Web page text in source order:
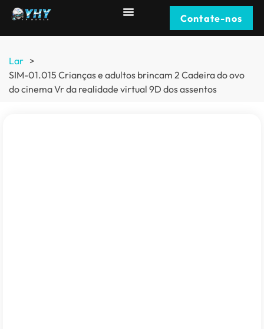
Contate-nos
Lar >
SIM-01.015 Crianças e adultos brincam 2 Cadeira do ovo
do cinema Vr da realidade virtual 9D dos assentos